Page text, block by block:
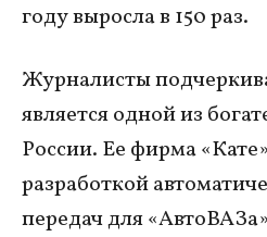
году выросла в 150 раз.
Журналисты
является одной из
России. Ее фирма
разработкой
передач для